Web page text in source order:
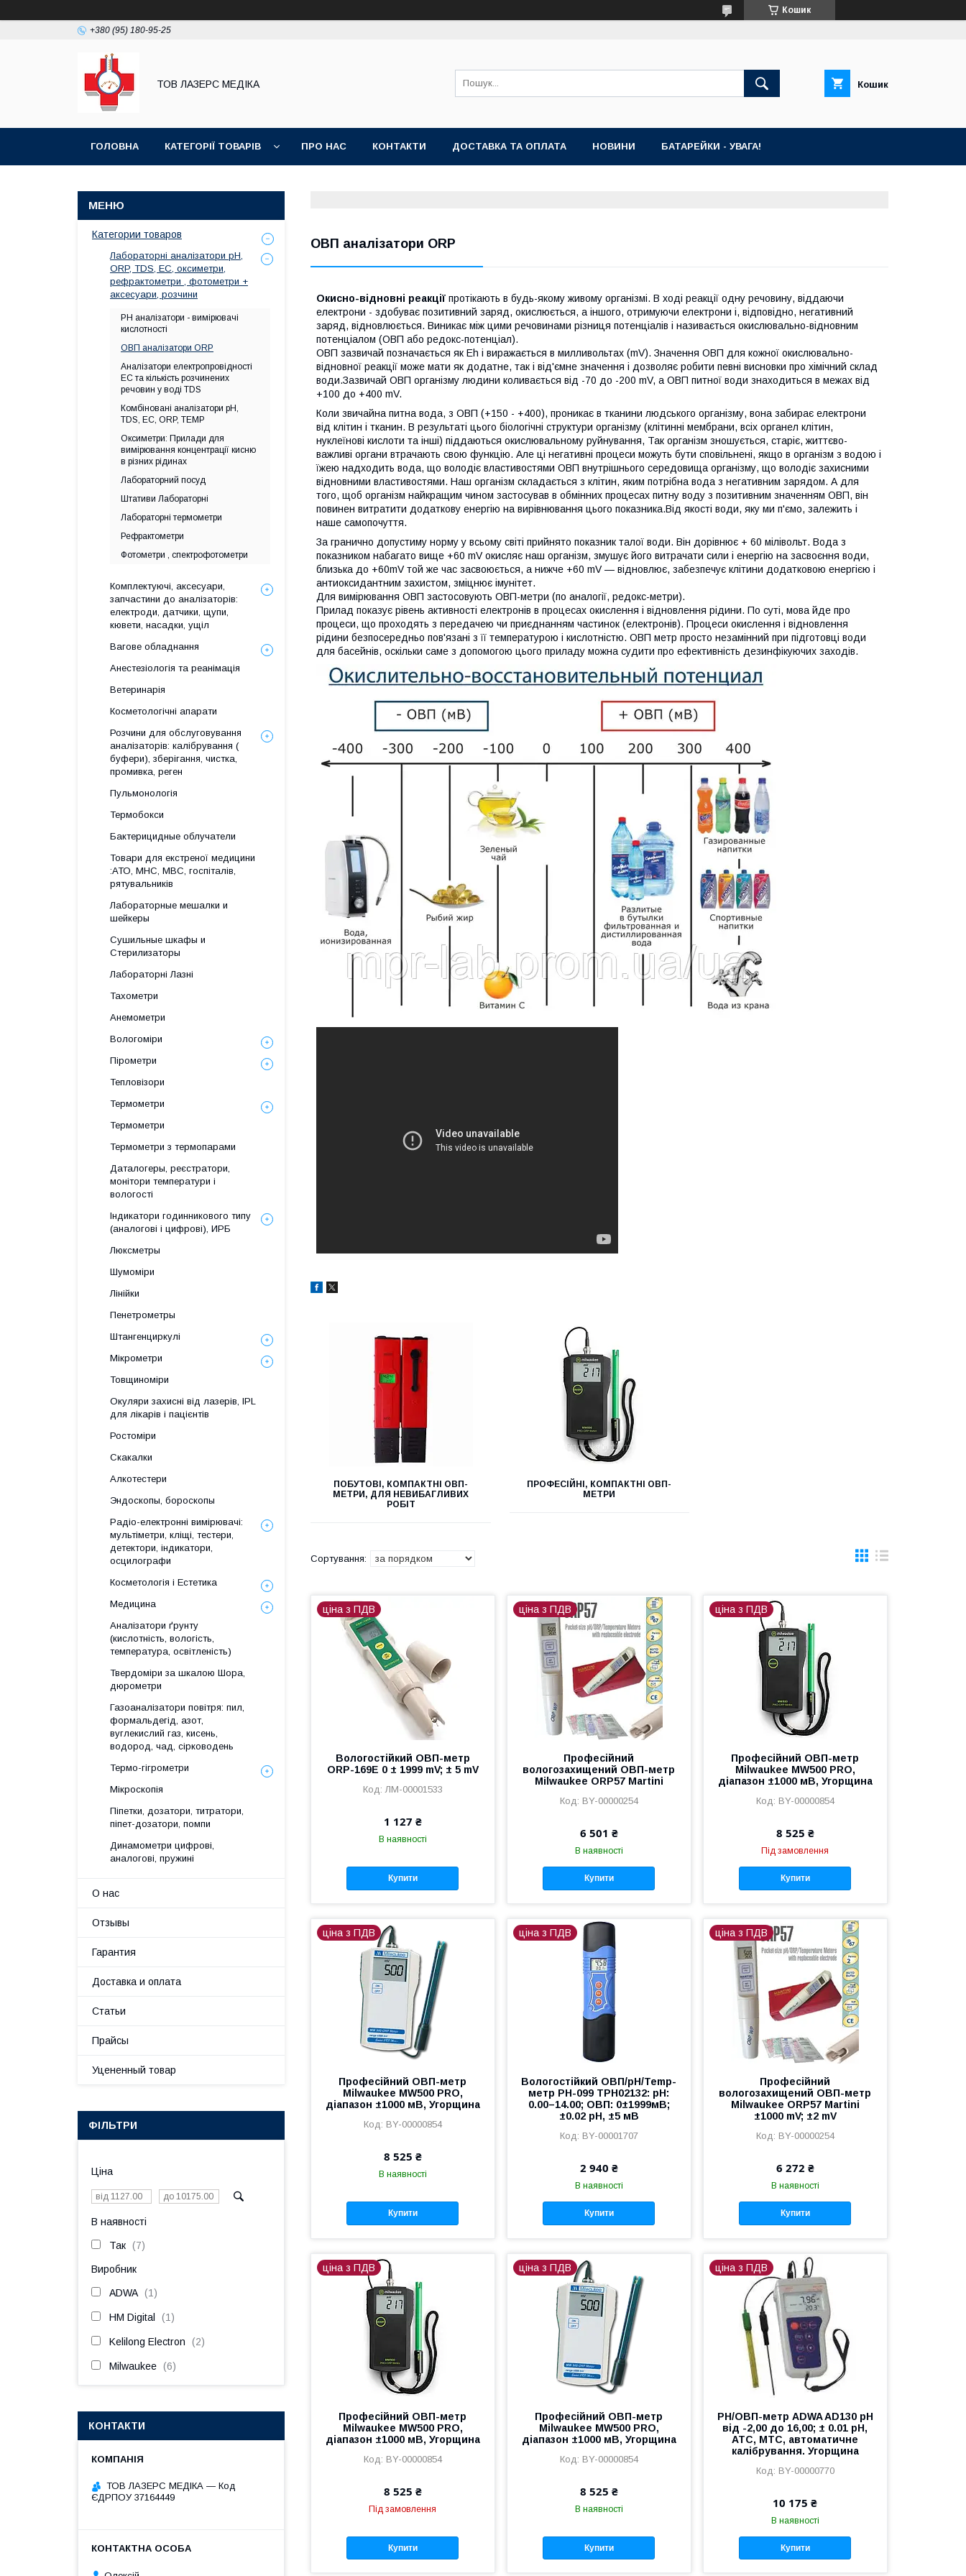
Кошик
+380 (95) 180-95-25
ТОВ ЛАЗЕРС МЕДІКА Кошик
ГОЛОВНА КАТЕГОРІЇ ТОВАРІВ ПРО НАС КОНТАКТИ ДОСТАВКА ТА ОПЛАТА НОВИНИ БАТАРЕЙКИ - УВАГА!
ОВП аналізатори ORP
Окисно-відновні реакції протікають в будь-якому живому організмі. В ході реакції одну речовину, віддаючи
електрони - здобуває позитивний заряд, окислюється, а іншого, отримуючи електрони і, відповідно, негативний
заряд, відновлюється. Виникає між цими речовинами різниця потенціалів і називається окислювально-відновним
потенціалом (ОВП або редокс-потенціал).
ОВП зазвичай позначається як Eh і виражається в милливольтах (mV). Значення ОВП для кожної окислювально-
відновної реакції може мати як додатне, так і від'ємне значення і дозволяє робити певні висновки про хімічний склад
води.Зазвичай ОВП організму людини коливається від -70 до -200 mV, а ОВП питної води знаходиться в межах від
+100 до +400 mV.
Коли звичайна питна вода, з ОВП (+150 - +400), проникає в тканини людського організму, вона забирає електрони
від клітин і тканин. В результаті цього біологічні структури організму (клітинні мембрани, всіх органел клітин,
нуклеїнові кислоти та інші) піддаються окислювальному руйнування, Так організм зношується, старіє, життєво-
важливі органи втрачають свою функцію. Але ці негативні процеси можуть бути сповільнені, якщо в організм з водою і
їжею надходить вода, що володіє властивостями ОВП внутрішнього середовища організму, що володіє захисними
відновними властивостями. Наш організм складається з клітин, яким потрібна вода з негативним зарядом. А для
того, щоб організм найкращим чином застосував в обмінних процесах питну воду з позитивним значенням ОВП, він
повинен витратити додаткову енергію на вирівнювання цього показника.Від якості води, яку ми п'ємо, залежить і
наше самопочуття.
За гранично допустиму норму у всьому світі прийнято показник талої води. Він дорівнює + 60 мілівольт. Вода з
показником набагато вище +60 mV окисляє наш організм, змушує його витрачати сили і енергію на засвоєння води,
близька до +60mV той же час засвоюється, а нижче +60 mV — відновлює, забезпечує клітини додатковою енергією і
антиоксидантним захистом, зміцнює імунітет.
Для вимірювання ОВП застосовують ОВП-метри (по аналогії, редокс-метри).
Прилад показує рівень активності електронів в процесах окислення і відновлення рідини. По суті, мова йде про
процеси, що проходять з передачею чи приєднанням частинок (електронів). Процеси окислення і відновлення
рідини безпосередньо пов'язані з її температурою і кислотністю. ОВП метр просто незамінний при підготовці води
для басейнів, оскільки саме з допомогою цього приладу можна судити про ефективність дезинфікуючих заходів.
ПОБУТОВІ, КОМПАКТНІ ОВП-
МЕТРИ, ДЛЯ НЕВИБАГЛИВИХ
РОБІТ
ПРОФЕСІЙНІ, КОМПАКТНІ ОВП-
МЕТРИ
ціна з ПДВ
Вологостійкий ОВП-метр
ORP-169E 0 ± 1999 mV; ± 5 mV
ЛМ-00001533
1 127 ₴
В наявності
Купити
ціна з ПДВ
Професійний
вологозахищений ОВП-метр
Milwaukee ORP57 Martini
BY-00000254
6 501 ₴
В наявності
Купити
ціна з ПДВ
Професійний ОВП-метр
Milwaukee MW500 PRO,
діапазон ±1000 мВ, Угорщина
BY-00000854
8 525 ₴
Під замовлення
Купити
ціна з ПДВ
Професійний ОВП-метр
Milwaukee MW500 PRO,
діапазон ±1000 мВ, Угорщина
BY-00000854
8 525 ₴
В наявності
Купити
ціна з ПДВ
Вологостійкий ОВП/рН/Temp-
метр PH-099 TPH02132: pH:
0.00–14.00; ОВП: 0±1999мВ;
±0.02 pH, ±5 мВ
BY-00001707
2 940 ₴
В наявності
Купити
ціна з ПДВ
Професійний
вологозахищений ОВП-метр
Milwaukee ORP57 Martini
±1000 mV; ±2 mV
BY-00000254
6 272 ₴
В наявності
Купити
ціна з ПДВ
Професійний ОВП-метр
Milwaukee MW500 PRO,
діапазон ±1000 мВ, Угорщина
BY-00000854
8 525 ₴
Під замовлення
Купити
ціна з ПДВ
Професійний ОВП-метр
Milwaukee MW500 PRO,
діапазон ±1000 мВ, Угорщина
BY-00000854
8 525 ₴
В наявності
Купити
ціна з ПДВ
РН/ОВП-метр ADWA AD130 рН
від -2,00 до 16,00; ± 0.01 pH,
АТС, МТС, автоматичне
калібрування. Угорщина
BY-00000770
10 175 ₴
В наявності
Купити
Категории товаров
Лабораторні аналізатори pH,
ORP, TDS, EC, оксиметри,
рефрактометри , фотометри +
аксесуари, розчини
РН аналізатори - вимірювачі
кислотності
ОВП аналізатори ORP
Аналізатори електропровідності
EC та кількість розчинених
речовин у воді TDS
Комбіновані аналізатори pH,
TDS, EC, ORP, TEMP
Оксиметри: Прилади для
вимірювання концентрації кисню
в різних рідинах
Лабораторний посуд
Штативи Лабораторні
Лабораторні термометри
Рефрактометри
Фотометри , спектрофотометри
Комплектуючі, аксесуари,
запчастини до аналізаторів:
електроди, датчики, щупи,
кювети, насадки, ущіл
Вагове обладнання
Анестезіологія та реанімація
Ветеринарія
Косметологічні апарати
Розчини для обслуговування
аналізаторів: калібрування (
буфери), зберігання, чистка,
промивка, реген
Пульмонологія
Термобокси
Бактерицидные облучатели
Товари для екстреної медицини
:АТО, МНС, МВС, госпіталів,
рятувальників
Лабораторные мешалки и
шейкеры
Сушильные шкафы и
Стерилизаторы
Лабораторні Лазні
Тахометри
Анемометри
Вологоміри
Пірометри
Тепловізори
Термометри
Термометри
Термометри з термопарами
Даталогеры, реєстратори,
монітори температури і
вологості
Індикатори годинникового типу
(аналогові і цифрові), ИРБ
Люксметры
Шумоміри
Лінійки
Пенетрометры
Штангенциркулі
Мікрометри
Товщиноміри
Окуляри захисні від лазерів, IPL
для лікарів і пацієнтів
Ростоміри
Скакалки
Алкотестери
Эндоскопы, бороскопы
Радіо-електронні вимірювачі:
мультіметри, кліщі, тестери,
детектори, індикатори,
осцилографи
Косметологія і Естетика
Медицина
Аналізатори ґрунту
(кислотність, вологість,
температура, освітленість)
Твердоміри за шкалою Шора,
дюрометри
Газоаналізатори повітря: пил,
формальдегід, азот,
вуглекислий газ, кисень,
водород, чад, сірководень
Термо-гігрометри
Мікроскопія
Піпетки, дозатори, титратори,
піпет-дозатори, помпи
Динамометри цифрові,
аналогові, пружині
О нас
Отзывы
Гарантия
Доставка и оплата
Статьи
Прайсы
Уцененный товар
ФІЛЬТРИ
Ціна
В наявності
Так 7
Виробник
ADWA 1
HM Digital 1
Kelilong Electron 2
Milwaukee 6
КОНТАКТИ
ТОВ ЛАЗЕРС МЕДІКА — Код
ЄДРПОУ 37164449